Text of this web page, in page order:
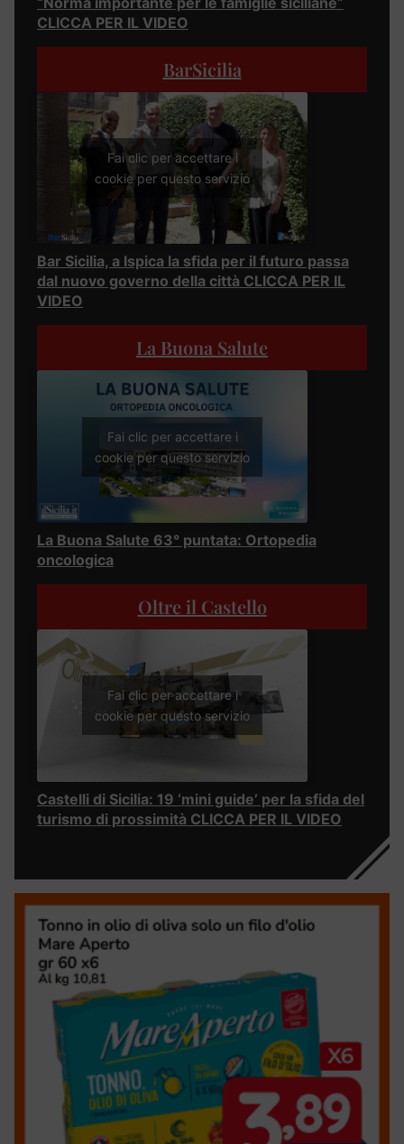
CLICCA PER IL VIDEO
BarSicilia
Fai clic per accettare i
cookie per questo servizio
Bar Sicilia, a Ispica la sfida per il futuro passa
dal nuovo governo della città CLICCA PER IL
VIDEO
La Buona Salute
Fai clic per accettare i
cookie per questo servizio
La Buona Salute 63° puntata: Ortopedia
oncologica
Oltre il Castello
Fai clic per accettare i
cookie per questo servizio
Castelli di Sicilia: 19 ‘mini guide’ per la sfida del
turismo di prossimità CLICCA PER IL VIDEO